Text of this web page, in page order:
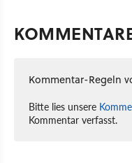
Kommentar-Regeln
Bitte lies unsere
Kommentar verfasst.